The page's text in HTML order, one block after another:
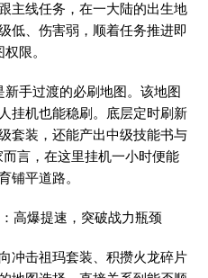
主线任务，在一大陆的出生地
低、伤害弱，顺着任务推进即
限。
手过渡的必刷地图。该地图
挂机也能稳刷。底层定时刷新
套装，还能产出中级技能书与
言，在这里挂机一小时便能
铺平道路。
爆提速，突破战力瓶颈
击祖玛套装、积攒火龙碎片